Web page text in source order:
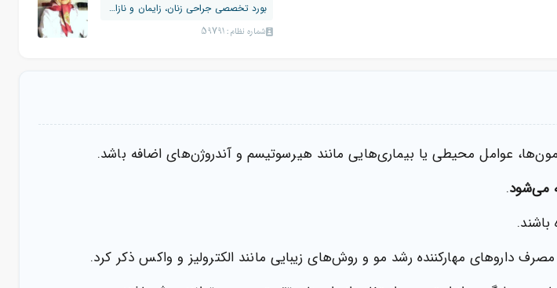
بورد تخصصی جراحی زنان، زایمان و نازایی
شماره نظام: 59791
عوامل محیطی یا بیماری‌هایی مانند هیرسوتیسم و آندروژن‌های اضافه باشد.
می‌شود.
باشند.
داروهای مهارکننده رشد مو و روش‌های زیبایی مانند الکترولیز و واکس ذکر کرد.